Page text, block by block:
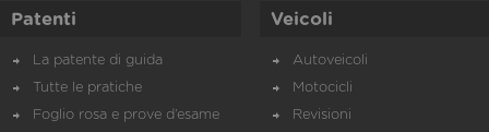
Patenti
La patente di guida
Tutte le pratiche
Foglio rosa e prove d’esame
Veicoli
Autoveicoli
Motocicli
Revisioni